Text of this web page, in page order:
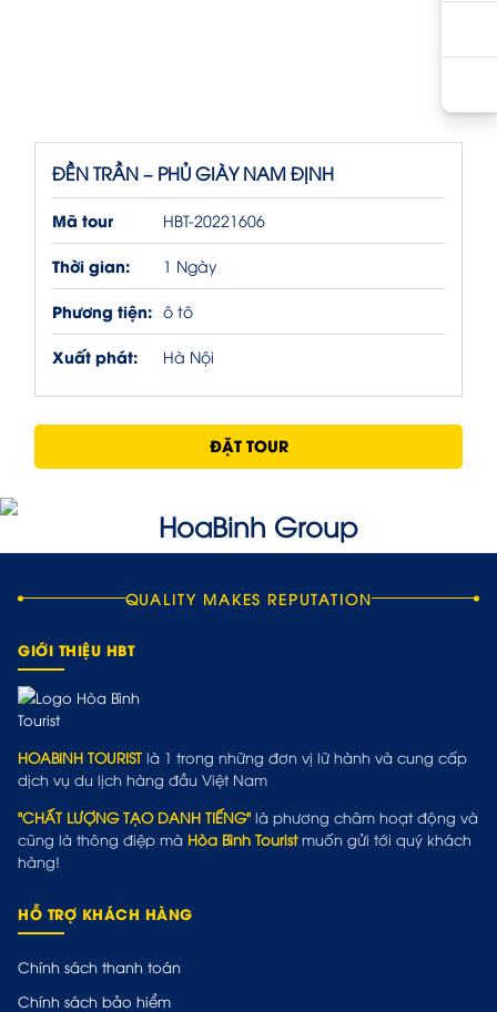
ĐỀN TRẦN – PHỦ GIÀY NAM ĐỊNH
Mã tour HBT-20221606
Thời gian: 1 Ngày
Phương tiện: ô tô
Xuất phát: Hà Nội
ĐẶT TOUR
QUALITY MAKES REPUTATION
GIỚI THIỆU HBT
HOABINH TOURIST là 1 trong những đơn vị lữ hành và cung cấp
dịch vụ du lịch hàng đầu Việt Nam
"CHẤT LƯỢNG TẠO DANH TIẾNG" là phương châm hoạt động và
cũng là thông điệp mà Hòa Bình Touristmuốn gửi tới quý khách
hàng!
HỖ TRỢ KHÁCH HÀNG
Chính sách thanh toán
Chính sách bảo hiểm